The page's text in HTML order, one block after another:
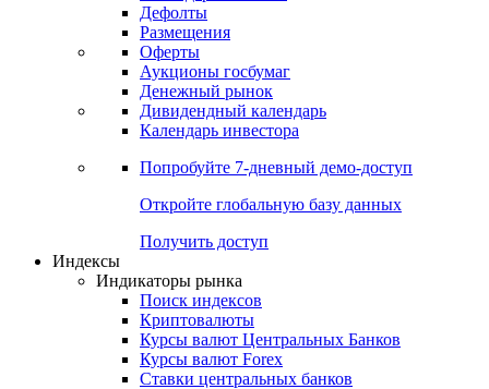
Дефолты
Размещения
Оферты
Аукционы госбумаг
Денежный рынок
Дивидендный календарь
Календарь инвестора
Попробуйте 7-дневный демо-доступ
Откройте глобальную базу данных
Получить доступ
Индексы
Индикаторы рынка
Поиск индексов
Криптовалюты
Курсы валют Центральных Банков
Курсы валют Forex
Ставки центральных банков